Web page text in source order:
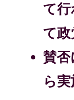
て
て
賛
ら